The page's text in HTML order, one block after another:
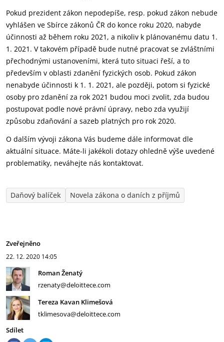
Pokud prezident zákon nepodepíše, resp. pokud zákon nebude
vyhlášen ve Sbírce zákonů ČR do konce roku 2020, nabyde
účinnosti až během roku 2021, a nikoliv k plánovanému datu 1.
1. 2021. V takovém případě bude nutné pracovat se zvláštními
přechodnými ustanoveními, která tuto situaci řeší, a to
především v oblasti zdanění fyzických osob. Pokud zákon
nenabyde účinnosti k 1. 1. 2021, ale později, potom si fyzické
osoby pro zdanění za rok 2021 budou moci zvolit, zda budou
postupovat podle nové právní úpravy, nebo zda využijí
způsobu zdaňování a sazeb platných pro rok 2020.
O dalším vývoji zákona Vás budeme dále informovat dle
aktuální situace. Máte-li jakékoli dotazy ohledně výše uvedené
problematiky, neváhejte nás kontaktovat.
Daňový balíček Novela zákona o daních z příjmů
Zveřejněno
22. 12. 2020 14:05
Roman Ženatý
rzenaty@deloittece.com
Tereza Kavan Klimešová
tklimesova@deloittece.com
Sdílet